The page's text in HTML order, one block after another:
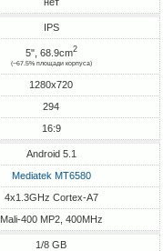
IPS
5", 68.9cm2
(~67.5% площади корпуса)
1280x720
294
16:9
Android 5.1
Mediatek MT6580
4x1.3GHz Cortex-A7
Mali-400 MP2, 400MHz
1/8 GB